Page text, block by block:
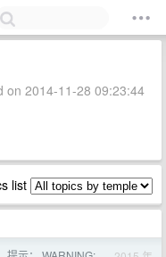
on 2014-11-28 09:23:44
list